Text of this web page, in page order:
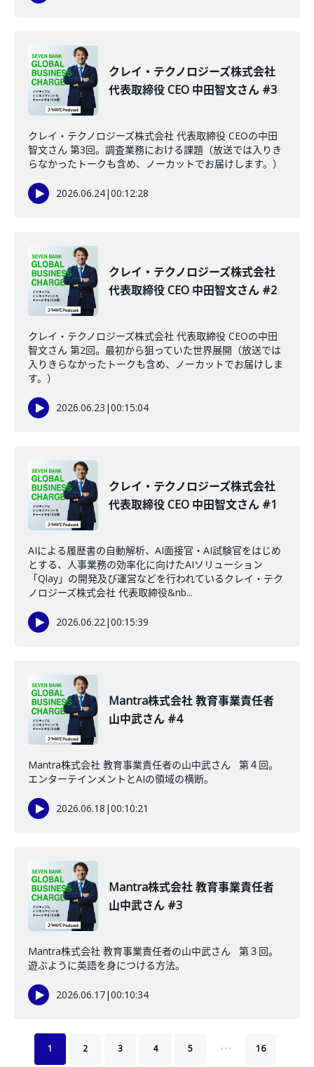
クレイ・テクノロジーズ株式会社
代表取締役 CEO 中田智文さん #3
クレイ・テクノロジーズ株式会社 代表取締役 CEOの中田
智文さん 第3回。調査業務における課題（放送では入りき
らなかったトークも含め、ノーカットでお届けします。）
2026.06.24|00:12:28
クレイ・テクノロジーズ株式会社
代表取締役 CEO 中田智文さん #2
クレイ・テクノロジーズ株式会社 代表取締役 CEOの中田
智文さん 第2回。最初から狙っていた世界展開（放送では
入りきらなかったトークも含め、ノーカットでお届けしま
す。）
2026.06.23 |00:15:04
クレイ・テクノロジーズ株式会社
代表取締役 CEO 中田智文さん #1
AIによる履歴書の自動解析、AI面接官・AI試験官をはじめ
とする、人事業務の効率化に向けたAIソリューション
「Qlay」の開発及び運営などを行われているクレイ・テク
ノロジーズ株式会社 代表取締役&nb...
2026.06.22|00:15:39
Mantra株式会社 教育事業責任者
山中武さん #4
Mantra株式会社 教育事業責任者の山中武さん 第４回。
エンターテインメントとAIの領域の横断。
2026.06.18 |00:10:21
Mantra株式会社 教育事業責任者
山中武さん #3
Mantra株式会社 教育事業責任者の山中武さん 第３回。
遊ぶように英語を身につける方法。
2026.06.17|00:10:34
1 2 3 4 5 … 16